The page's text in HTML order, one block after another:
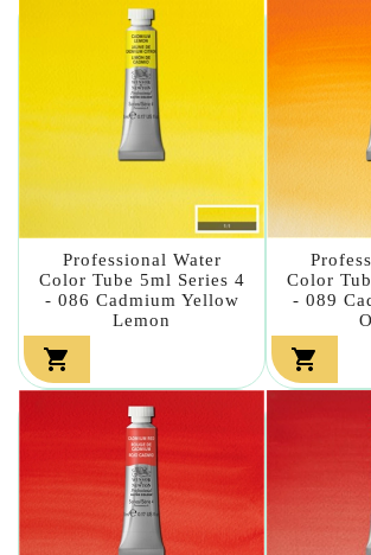
Professional Water
Color Tube 5ml Series 4
- 086 Cadmium Yellow
Lemon

Color
- 089
